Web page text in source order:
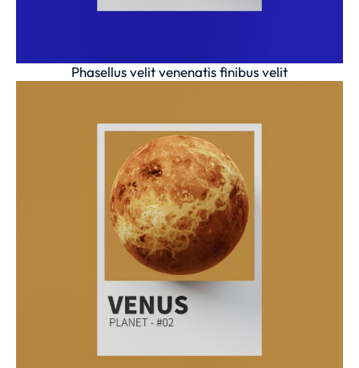
Phasellus velit venenatis finibus velit